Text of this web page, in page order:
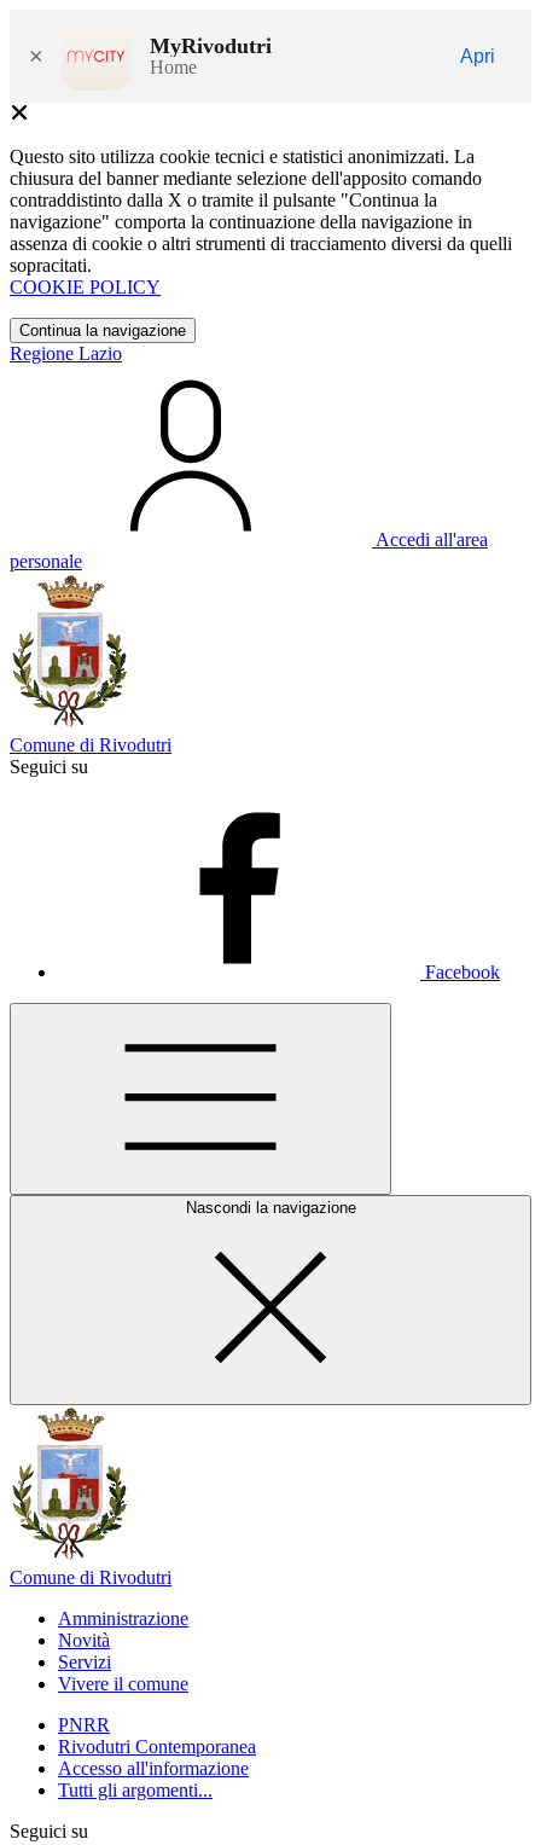
× MyRivodutri
Home
Apri
Questo sito utilizza cookie tecnici e statistici anonimizzati. La
chiusura del banner mediante selezione dell'apposito comando
contraddistinto dalla X o tramite il pulsante "Continua la
navigazione" comporta la continuazione della navigazione in
assenza di cookie o altri strumenti di tracciamento diversi da quelli
sopracitati.
COOKIE POLICY
Continua la navigazione
Regione Lazio
Accedi all'area
personale
Comune di Rivodutri
Seguici su
Facebook
Nascondi la navigazione
Comune di Rivodutri
Amministrazione
Novità
Servizi
Vivere il comune
PNRR
Rivodutri Contemporanea
Accesso all'informazione
Tutti gli argomenti...
Seguici su